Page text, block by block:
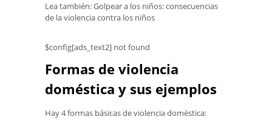
Lea también: Golpear a los niños: consecuencias
de la violencia contra los niños
$config[ads_text2] not found
Formas de violencia
doméstica y sus ejemplos
Hay 4 formas básicas de violencia doméstica: